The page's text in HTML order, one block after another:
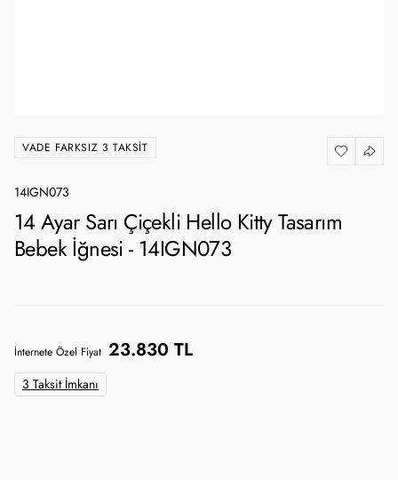
VADE FARKSIZ 3 TAKSIT
14IGN073
14 Ayar Sarı Çiçekli Hello Kitty Tasarım
Bebek İğnesi - 14IGN073
İnternete Özel Fiyat 23.830 TL
3 Taksit İmkanı